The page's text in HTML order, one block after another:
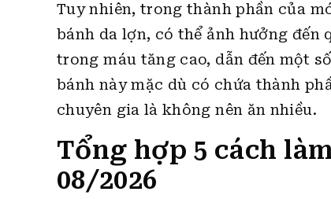
Tuy nhiên, trong thành phần của
bánh da lợn, có thể ảnh hưởng
trong máu tăng cao, dẫn đến một
bánh này mặc dù có chứa thành
chuyên gia là không nên ăn nhiều.
Tổng hợp 5 cách
08/2026